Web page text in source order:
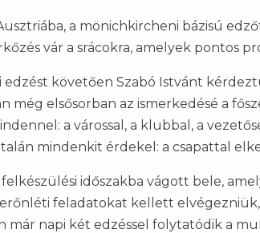
a mönichkircheni bázisú
vár a srácokra, amelyek pontos
követően Szabó Istvánt
még elsősorban az ismerkedésé a
a várossal, a klubbal, a
mindenkit érdekel: a csapattal
időszakba vágott bele,
feladatokat kellett elvégezniük,
már napi két edzéssel folytatódik a